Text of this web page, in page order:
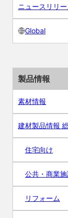
ニュースリリー
Global
製品情報
素材情報
建材製品情報
住宅向け
公共・商業
リフォーム